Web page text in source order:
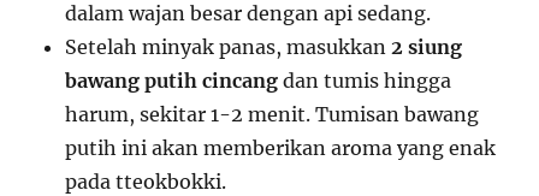
dalam wajan besar dengan api sedang.
Setelah minyak panas, masukkan2 siung
bawang putih cincang dan tumis hingga
harum, sekitar 1-2 menit. Tumisan bawang
putih ini akan memberikan aroma yang enak
pada tteokbokki.